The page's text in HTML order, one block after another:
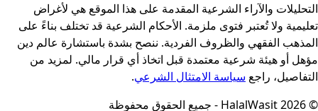
التحليلات والآراء الشرعية المقدمة على هذا الموقع هي لأغراض
تعليمية ولا تُعتبر فتوى ملزمة. الأحكام الشرعية قد تختلف بناءً على
المذهب الفقهي والظروف الفردية. ننصح بشدة باستشارة عالم دين
مؤهل أو هيئة شرعية معتمدة قبل اتخاذ أي قرار مالي. لمزيد من
التفاصيل، راجع سياسة الامتثال الشرعي.
©
2026